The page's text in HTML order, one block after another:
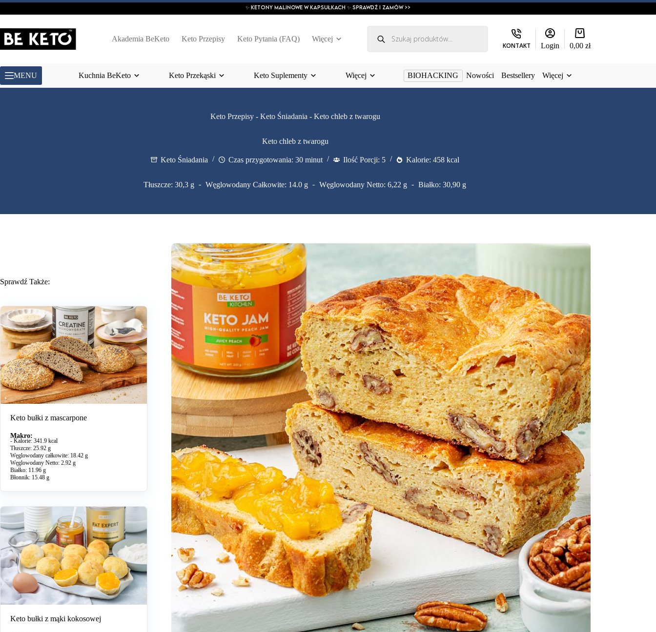
Przejdź
✨ ketony malinowe w kapsułkach ✨ SPRAWDŹ I ZAMÓW >>
Akademia BeKeto Keto Przepisy Keto Pytania (FAQ) Więcej
produktów
KONTAKT Login
Koszyk
0,00 zł
MENU Kuchnia BeKeto Keto Przekąski Keto Suplementy Więcej BIOHACKING Nowości Bestsellery Więcej
Keto Przepisy- Keto Śniadania - Keto chleb z twarogu
Keto chleb z twarogu
Keto Śniadania Czas przygotowania: 30 minut Ilość Porcji: 5 Kalorie: 458 kcal
Tłuszcze: 30,3 g Węglowodany Całkowite: 14.0 g Węglowodany Netto: 6,22 g Białko: 30,90 g
Sprawdź Także:
Keto bułki z mascarpone
Makro:
- Kalorie: 341.9 kcal
Tłuszcze: 25.92 g
Węglowodany całkowite: 18.42 g
Węglowodany Netto: 2.92 g
Białko: 11.96 g
Błonnik: 15.48 g
Keto bułki z mąki kokosowej